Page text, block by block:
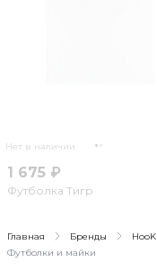
Нет в наличии
1 675 ₽
Футболка Тигр
Главная Бренды HooK
Футболки и майки